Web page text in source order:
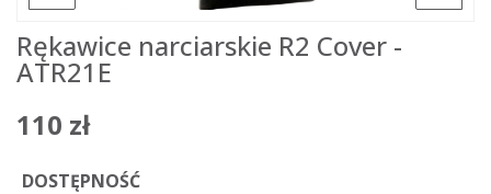
Rękawice narciarskie R2 Cover -
ATR21E
110 zł
DOSTĘPNOŚĆ